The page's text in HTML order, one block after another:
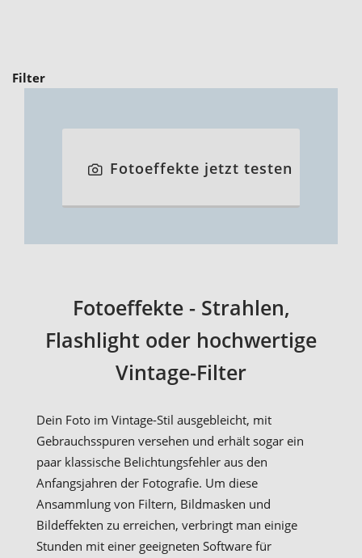
Filter
Fotoeffekte jetzt testen
Fotoeffekte - Strahlen,
Flashlight oder hochwertige
Vintage-Filter
Dein Foto im Vintage-Stil ausgebleicht, mit
Gebrauchsspuren versehen und erhält sogar ein
paar klassische Belichtungsfehler aus den
Anfangsjahren der Fotografie. Um diese
Ansammlung von Filtern, Bildmasken und
Bildeffekten zu erreichen, verbringt man einige
Stunden mit einer geeigneten Software für